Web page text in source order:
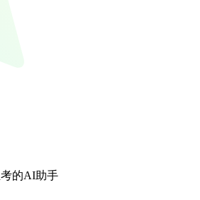
的AI助手